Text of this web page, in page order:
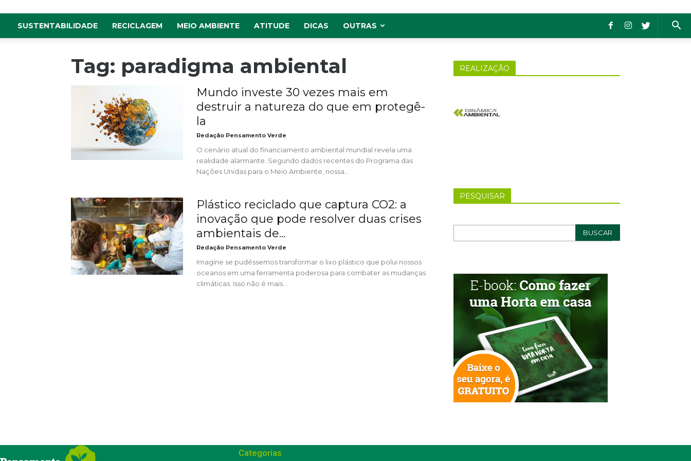
SUSTENTABILIDADE RECICLAGEM MEIO AMBIENTE ATITUDE DICAS OUTRAS
Tag: paradigma ambiental
Mundo investe 30 vezes mais em
destruir a natureza do que em protegê-
la
Redação Pensamento Verde
O cenário atual do financiamento ambiental mundial revela uma
realidade alarmante. Segundo dados recentes do Programa das
Nações Unidas para o Meio Ambiente, nossa...
Plástico reciclado que captura CO2: a
inovação que pode resolver duas crises
ambientais de...
Redação Pensamento Verde
Imagine se pudéssemos transformar o lixo plástico que polui nossos
oceanos em uma ferramenta poderosa para combater as mudanças
climáticas. Isso não é mais...
REALIZAÇÃO
PESQUISAR
Categorias